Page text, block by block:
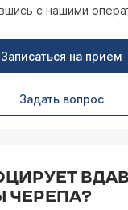
с нашими
Записаться на прием
Задать вопрос
ЧЕРЕПА?